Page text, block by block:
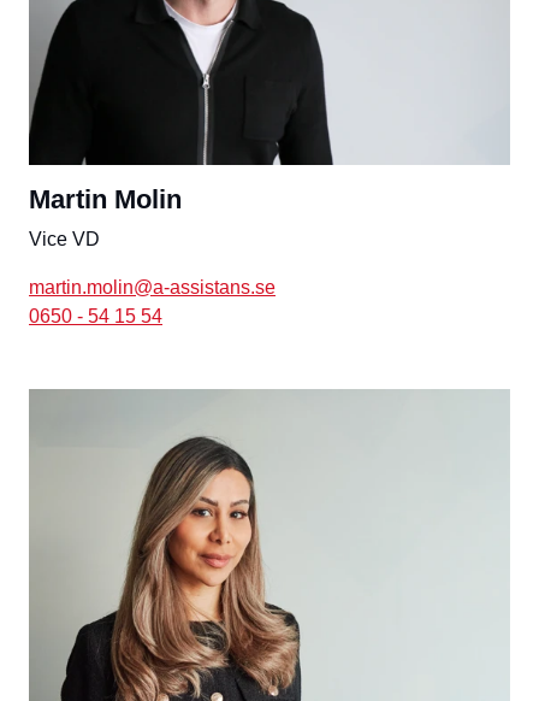
Martin Molin
Vice VD
martin.molin@a-assistans.se
0650 - 54 15 54